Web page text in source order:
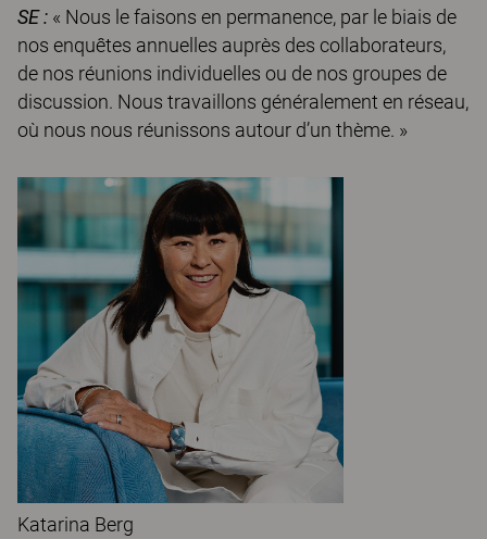
SE : « Nous le faisons en permanence, par le biais de
nos enquêtes annuelles auprès des collaborateurs,
de nos réunions individuelles ou de nos groupes de
discussion. Nous travaillons généralement en réseau,
où nous nous réunissons autour d’un thème. »
Katarina Berg